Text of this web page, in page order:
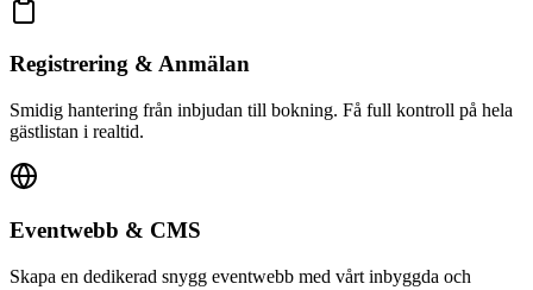
Registrering & Anmälan
Smidig hantering från inbjudan till bokning. Få full kontroll på hela
gästlistan i realtid.
Eventwebb & CMS
Skapa en dedikerad snygg eventwebb med vårt inbyggda och